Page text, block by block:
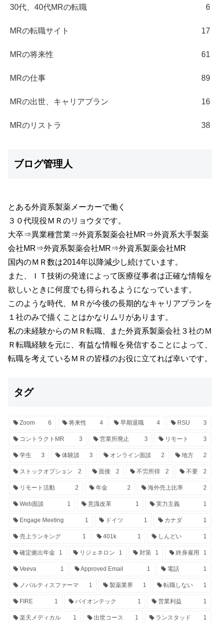
30代、40代MRの転職 6
MRの転職サイト 17
MRの将来性 61
MRの仕事 89
MRの出世、キャリアプラン 16
MRのリストラ 38
ブログ管理人
とある外資系製薬メーカーで働く
３０代現役ＭＲのリョウタです。
大卒⇒異業種営業⇒外資系製薬会社MR⇒外資系大手製薬
会社MR⇒外資系製薬会社MR⇒外資系製薬会社MR
国内のＭＲ数は2014年以降減少し続けています。
また、ＩＴ技術の発達によって医療従事者は正確な情報を
欲しいときに何度でも得られるようになっています。
このような時代、ＭＲが今後の長期的なキャリアプランを
１社のみで描くことはかなりムリがあります。
私の未経験からのＭＲ転職、また外資系製薬会社３社のＭ
Ｒ転職経験を元に、有益な情報を発信することによって、
転職を考えているＭＲの皆様のお役に立てれば幸いです。
タグ
Zoom 6 将来性 4 早期退職 4 RSU 3
コントラクトMR 3 営業所廃止 3 リモート 3
学生 3 体験談 3 オンライン面談 2 地方 2
ストックオプション 2 面接 2 不労所得 2 不要 2
リモート活動 2 年金 2 海外売上比率 2
Web面談 1 意識改革 1 実力主義 1
Engage Meeting 1 ドイツ 1 カナダ 1
売上ランキング 1 401k 1 しんどい 1
確定拠出年金 1 リジェネロン 1 対策 1 終身雇用 1
Veeva 1 Approved Email 1 電話 1
ノバルティスファーマ 1 製薬業界 1 転職しない 1
FIRE 1 バイオンテック 1 営業利益 1
楽天メディカル 1 出世コース 1 ランスタッド 1